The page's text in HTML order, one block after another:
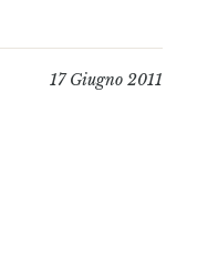
17 Giugno 2011